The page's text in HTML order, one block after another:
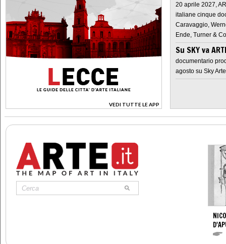
VEDI TUTTE LE APP
>
20 aprile 2027,
italiane cinque
Caravaggio,
Ende, Turner &
Su SKY va
documentario
agosto su Sky Arte